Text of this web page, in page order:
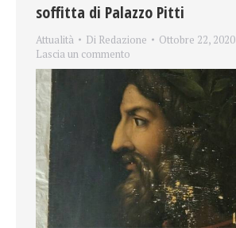
soffitta di Palazzo Pitti
Attualità Di Redazione
Ottobre 22, 2020
Lascia un commento